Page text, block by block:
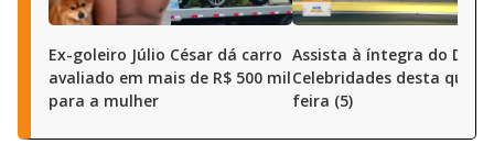
Ex-goleiro Júlio César dá carro
avaliado em mais de R$ 500 mil
para a mulher
Assista à íntegra do
Celebridades desta
feira (5)